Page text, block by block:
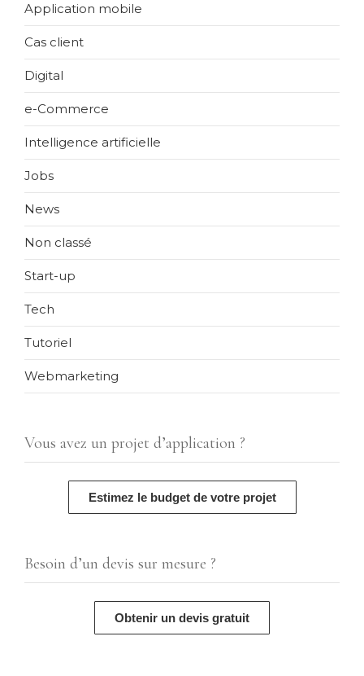
Application mobile
Cas client
Digital
e-Commerce
Intelligence artificielle
Jobs
News
Non classé
Start-up
Tech
Tutoriel
Webmarketing
Vous avez un projet d’application ?
Estimez le budget de votre projet
Besoin d’un devis sur mesure ?
Obtenir un devis gratuit